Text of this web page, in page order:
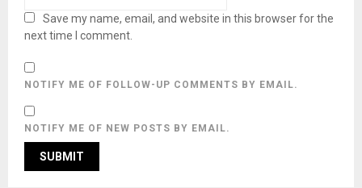
Save my name, email, and website in this browser for the
next time I comment.
NOTIFY ME OF FOLLOW-UP COMMENTS BY EMAIL.
NOTIFY ME OF NEW POSTS BY EMAIL.